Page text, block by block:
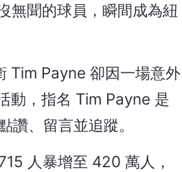
無聞的球員，瞬間成為紐
Tim Payne 卻因一場意外
動，指名 Tim Payne 是
、留言並追蹤。
人暴增至 420 萬人，